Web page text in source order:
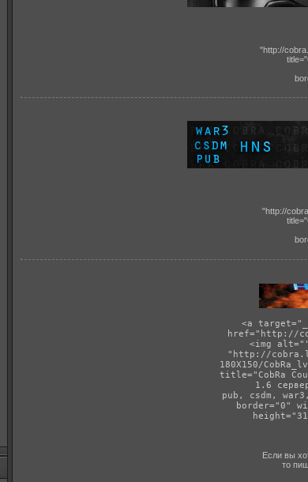
"http://
"http://
<a
href="http://
<img
" http://
180X150/
title="CobRa
1.6
pub, csdm,
border="0"
Если вы
то